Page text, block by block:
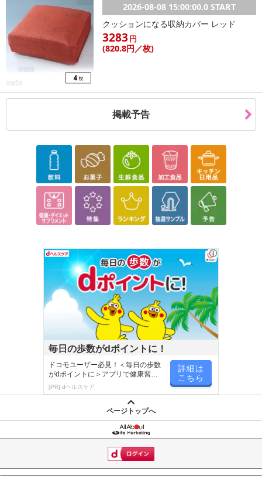
2026-08-08 15:00:00.0 START
クッションになる収納カバー レッド
3283円
(820.8円／枚)
掲載予告
毎日の歩数がdポイントに！
ドコモユーザー必見！＜毎日の歩数
がdポイントに＞アプリで健康習慣
が楽しく続く
[PR] dヘルスケア
詳細は
こちら
ページトップへ